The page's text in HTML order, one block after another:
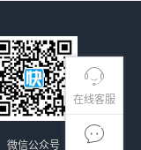
在线客服
微信公众号